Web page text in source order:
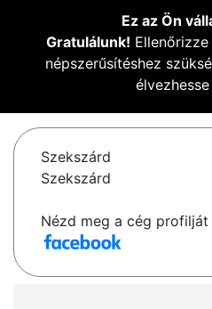
Ez az Ön
Gratulálunk!
népszerűsítéshez
Szekszárd
Szekszárd
Nézd meg a cég profilját